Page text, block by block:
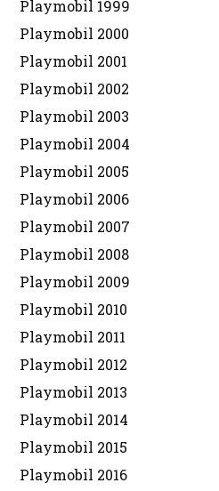
Playmobil 1999
Playmobil 2000
Playmobil 2001
Playmobil 2002
Playmobil 2003
Playmobil 2004
Playmobil 2005
Playmobil 2006
Playmobil 2007
Playmobil 2008
Playmobil 2009
Playmobil 2010
Playmobil 2011
Playmobil 2012
Playmobil 2013
Playmobil 2014
Playmobil 2015
Playmobil 2016